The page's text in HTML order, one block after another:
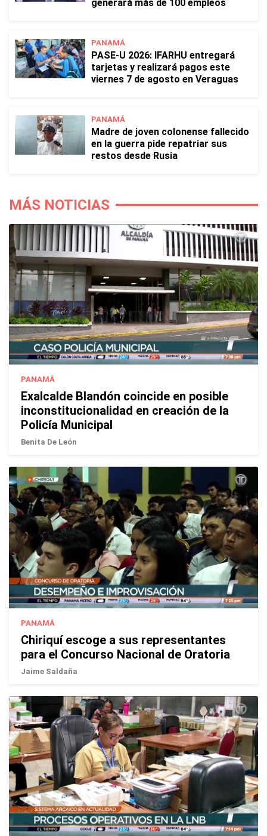
generará más de 100 empleos
PANAMÁ
PASE-U 2026: IFARHU entregará
tarjetas y realizará pagos este
viernes 7 de agosto en Veraguas
PANAMÁ
Madre de joven colonense fallecido
en la guerra pide repatriar sus
restos desde Rusia
MÁS NOTICIAS
PANAMÁ
Exalcalde Blandón coincide en posible
inconstitucionalidad en creación de la
Policía Municipal
Benita De León
PANAMÁ
Chiriquí escoge a sus representantes
para el Concurso Nacional de Oratoria
Jaime Saldaña